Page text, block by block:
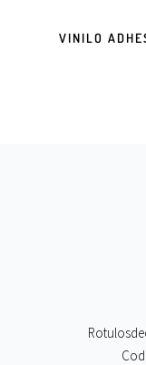
VINILO